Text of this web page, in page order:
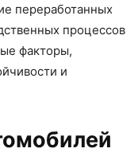
переработанных
процессов
факторы,
и